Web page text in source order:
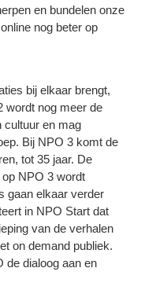
en bundelen onze
nog beter op
bij elkaar brengt,
wordt nog meer de
cultuur en mag
Bij NPO 3 komt de
tot 35 jaar. De
op NPO 3 wordt
gaan elkaar verder
in NPO Start dat
van de verhalen
on demand publiek.
de dialoog aan en